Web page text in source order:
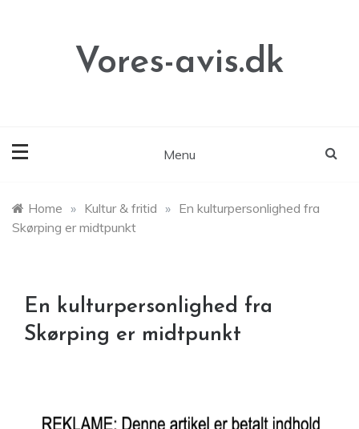
Vores-avis.dk
Menu
Home » Kultur & fritid » En kulturpersonlighed fra
Skørping er midtpunkt
En kulturpersonlighed fra
Skørping er midtpunkt